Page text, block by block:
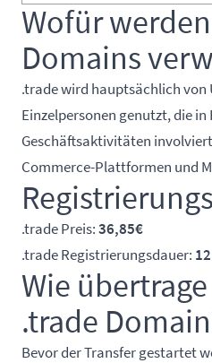
Wofür
Domains
.trade wird hauptsächlich von
Einzelpersonen genutzt, die in
Geschäftsaktivitäten
Commerce-Plattformen und
.trade Preis:36,85€
.trade Registrierungsdauer:
Wie
.trade
Bevor der Transfer gestartet